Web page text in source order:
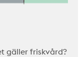
gäller friskvård?